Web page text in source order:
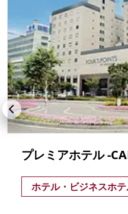
ホテル・ビジネスホ